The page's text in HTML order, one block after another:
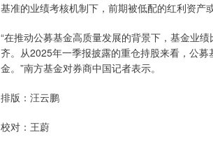
基准的业绩考核机制下，前期被低配的红利资产
“在推动公募基金高质量发展的背景下，基金业
齐。从2025年一季报披露的重仓持股来看，公
金。”南方基金对券商中国记者表示。
排版：汪云鹏
校对：王蔚